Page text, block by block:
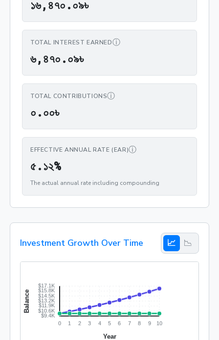
১৬,৪৭০.০৯৳১৬,৪৭০.০৯৳
TOTAL INTEREST EARNEDⓘ
৬,৪৭০.০৯৳৬,৪৭০.০৯৳
TOTAL CONTRIBUTIONSⓘ
০.০০৳০.০০৳
EFFECTIVE ANNUAL RATE (EAR)ⓘ
৫.১২%৫.১২%
The actual annual rate including compounding
Investment Growth Over Time 📈 📉